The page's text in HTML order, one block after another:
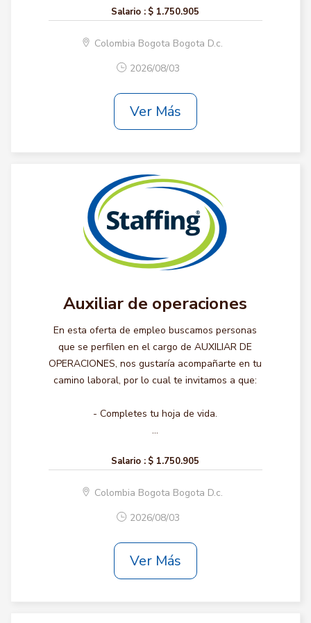
Salario : $ 1.750.905
Colombia Bogota Bogota D.c.
2026/08/03
Ver Más
Auxiliar de operaciones
En esta oferta de empleo buscamos personas
que se perfilen en el cargo de AUXILIAR DE
OPERACIONES, nos gustaría acompañarte en tu
camino laboral, por lo cual te invitamos a que:
- Completes tu hoja de vida.
...
Salario : $ 1.750.905
Colombia Bogota Bogota D.c.
2026/08/03
Ver Más